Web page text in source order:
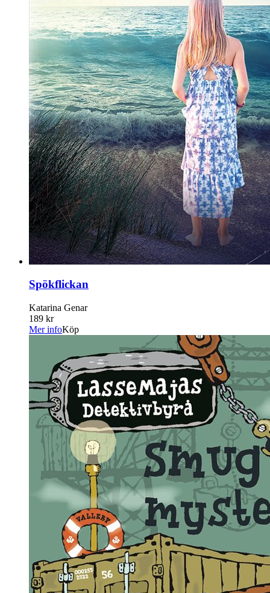
Spökflickan
Katarina Genar
189 kr
Mer infoKöp